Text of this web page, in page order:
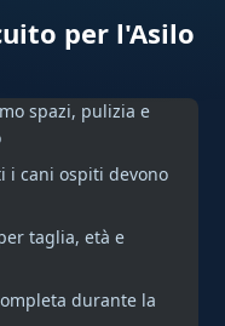
per l'Asilo
spazi, pulizia e
cani ospiti devono
taglia, età e
durante la